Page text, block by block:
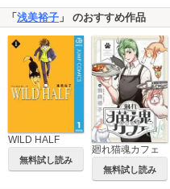
「 浅美裕子 」 のおすすめ作品
WILD HALF
無料試し読み
廻れ猫魂カフェ
無料試し読み